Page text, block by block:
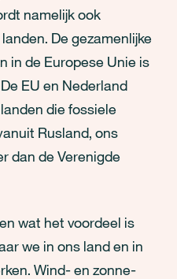
namelijk ook
De gezamenlijke
in de Europese Unie is
EU en Nederland
die fossiele
Rusland, ons
dan de Verenigde
wat het voordeel is
we in ons land en in
Wind- en zonne-